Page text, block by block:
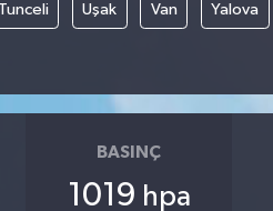
Tunceli Uşak Van Yalova
BASINÇ
1019 hpa